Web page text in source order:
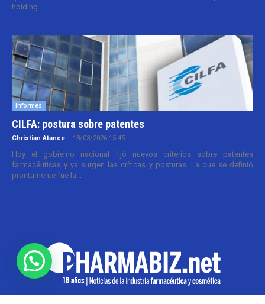
holding....
Informes
CILFA: postura sobre patentes
Christian Atance - 18/03/2026 15:45
Hoy el gobierno nacional fijó nuevos criterios sobre patentes
farmacéuticas y ya surgen las críticas y posturas. La que se definió
prontamente fue la...